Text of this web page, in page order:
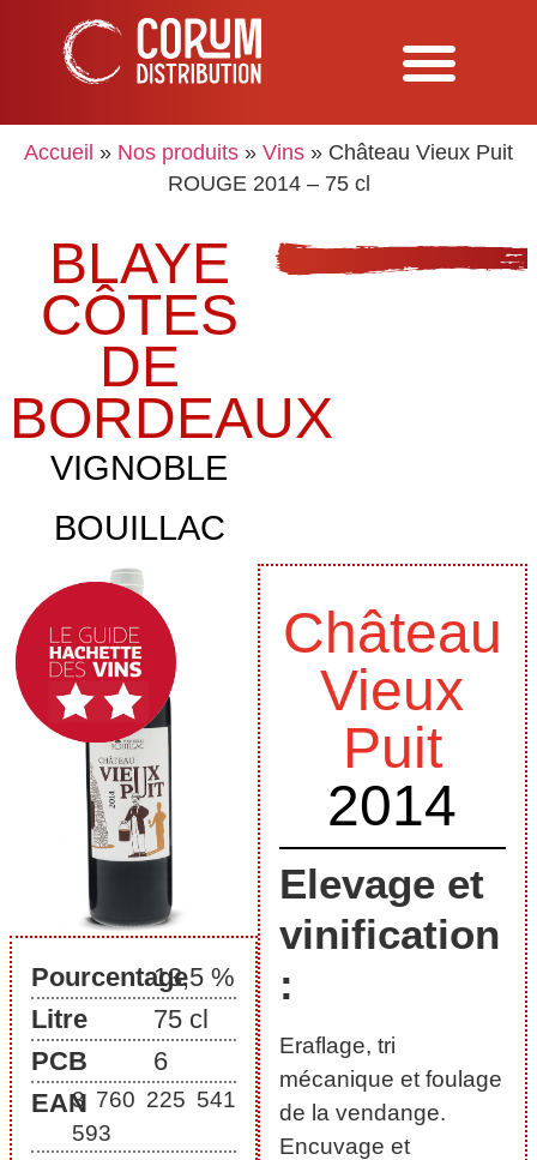
Accueil » Nos produits » Vins » Château Vieux Puit
ROUGE 2014 – 75 cl
BLAYE
CÔTES
DE
BORDEAUX
VIGNOBLE
BOUILLAC
Pourcentage13,5 %
Litre
75 cl
PCB
6
EAN3 760 225 541
593
Château
Vieux
Puit
2014
Elevage et
vinification
:
Eraflage, tri
mécanique et foulage
de la vendange.
Encuvage et